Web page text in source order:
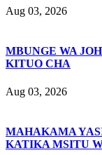
Aug 03, 2026
MBUNGE WA
KITUO CHA
Aug 03, 2026
MAHAKAMA
KATIKA MSITU